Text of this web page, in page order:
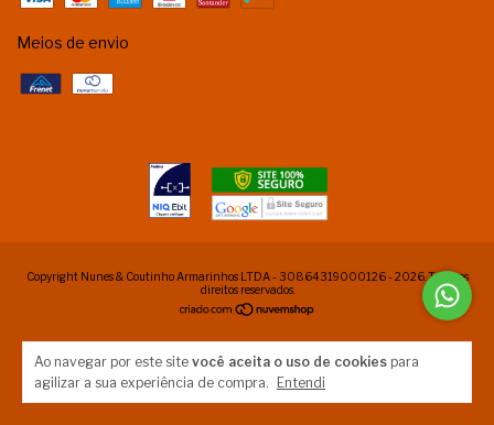
Ao navegar por este site você aceita o uso de cookies para
agilizar a sua experiência de compra.
Entendi
Meios de envio
Copyright Nunes & Coutinho Armarinhos LTDA - 30864319000126 - 2026. Todos os
direitos reservados.